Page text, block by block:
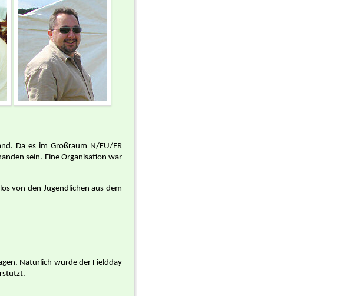
Da es im Großraum N/FÜ/ER
sein. Eine Organisation war
von den Jugendlichen aus dem
Natürlich wurde der Fieldday